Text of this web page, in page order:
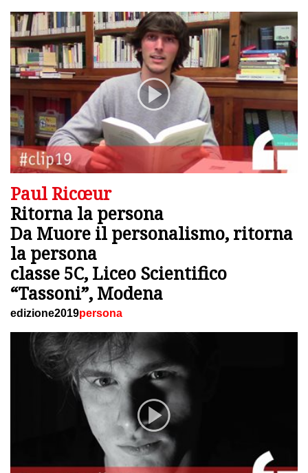
Paul Ricœur
Ritorna la persona
Da Muore il personalismo, ritorna
la persona
classe 5C, Liceo Scientifico
“Tassoni”, Modena
edizione2019persona